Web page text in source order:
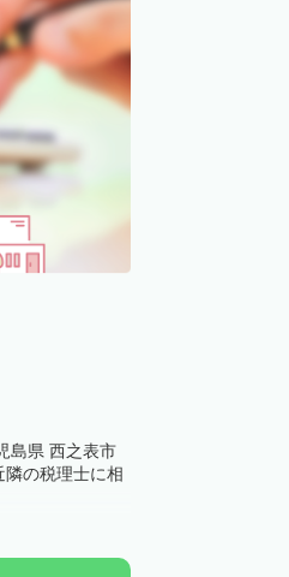
島県 西之表市
の税理士に相